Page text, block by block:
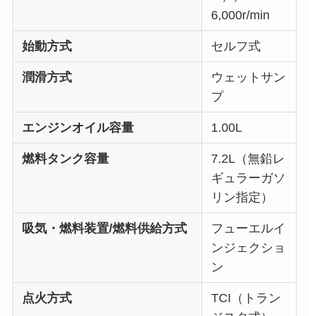
6,000r/min
始動方式 セルフ式
潤滑方式
ウェットサン
プ
エンジンオイル容量 1.00L
燃料タンク容量
7.2L（無鉛レ
ギュラーガソ
リン指定）
吸気・燃料装置/燃料供給方式
フューエルイ
ンジェクショ
ン
点火方式
TCI（トラン